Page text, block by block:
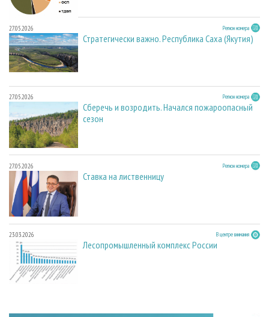
27.05.2026 Регион номера
Стратегически важно. Республика Саха (Якутия)
27.05.2026 Регион номера
Сберечь и возродить. Начался пожароопасный
сезон
27.05.2026 Регион номера
Ставка на лиственницу
23.03.2026 В центре внимания
Лесопромышленный комплекс России